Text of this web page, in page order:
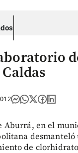
Aburrá, en el
de